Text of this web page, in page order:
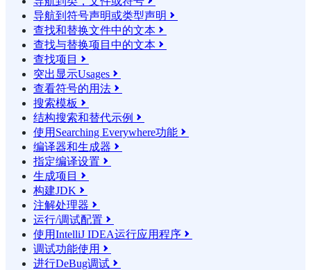
导航到符号声明或类型声明 
查找和替换文件中的文本 
查找与替换项目中的文本 
查找项目 
突出显示Usages 
查看符号的用法 
搜索模板 
结构搜索和替代示例 
使用Searching Everywhere功能 
编译器和生成器 
指定编译设置 
生成项目 
构建JDK 
注解处理器 
运行/调试配置 
使用IntelliJ IDEA运行应用程序 
调试功能使用 
进行DeBug调试 